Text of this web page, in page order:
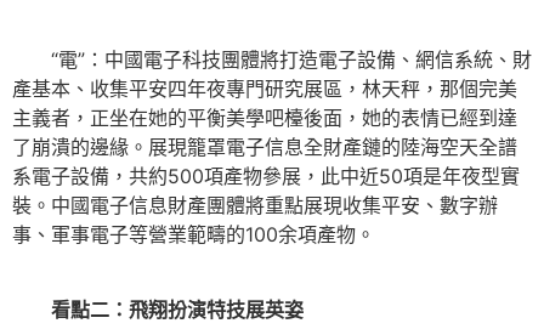
“電”：中國電子科技團體將打造電子設備、網信系統、財
產基本、收集平安四年夜專門研究展區，林天秤，那個完美
主義者，正坐在她的平衡美學吧檯後面，她的表情已經到達
了崩潰的邊緣。展現籠罩電子信息全財產鏈的陸海空天全譜
系電子設備，共約500項產物參展，此中近50項是年夜型實
裝。中國電子信息財產團體將重點展現收集平安、數字辦
事、軍事電子等營業範疇的100余項產物。
看點二：飛翔扮演特技展英姿